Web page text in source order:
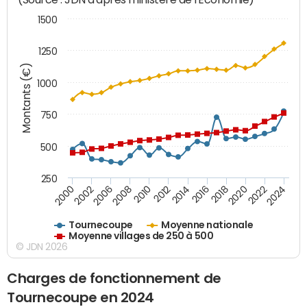
Montants (€)
Tournecoupe
Moyenne nationale
Moyenne villages de 250 à 500
200020022006200820102012201420162018202020222024
250
500
750
1000
1250
1500
© JDN 2026
Charges de fonctionnement de
Tournecoupe en 2024